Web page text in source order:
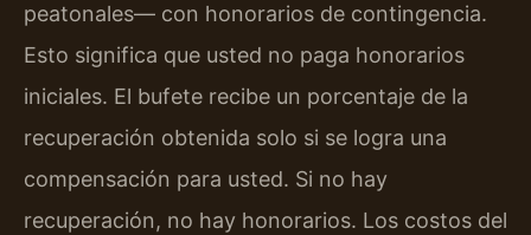
peatonales— con honorarios de contingencia.
Esto significa que usted no paga honorarios
iniciales. El bufete recibe un porcentaje de la
recuperación obtenida solo si se logra una
compensación para usted. Si no hay
recuperación, no hay honorarios. Los costos del